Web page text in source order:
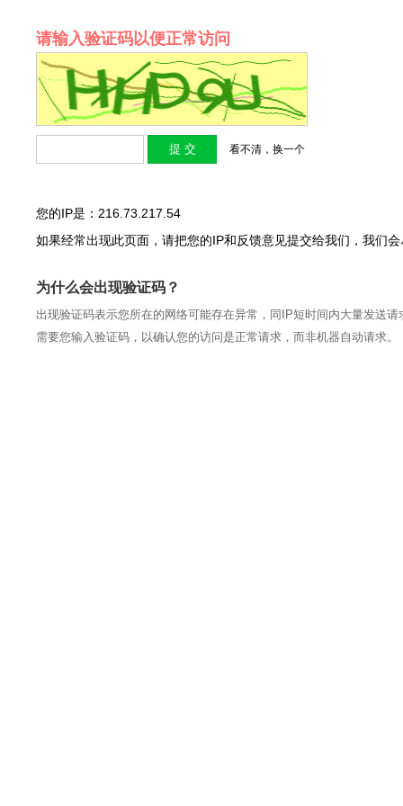
请输入验证码以便正常访问
看不清，换一个
您的IP是：216.73.217.54
如果经常出现此页面，请把您的IP和反馈意见提交给我们，我们
为什么会出现验证码？
出现验证码表示您所在的网络可能存在异常，同IP短时间内大量发送
需要您输入验证码，以确认您的访问是正常请求，而非机器自动请求。